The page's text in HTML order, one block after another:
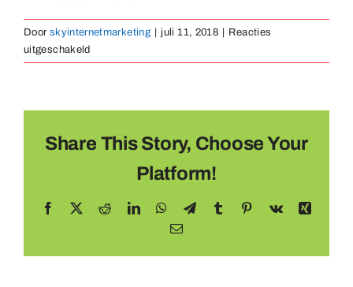
Door skyinternetmarketing juli 11, 2018
Reacties
uitgeschakeldvoor
sleutelhanger-
Share This Story, Choose Your
Platform!
Facebook RedditLinkedInWhatsApp
TelegramTumblr Pinterest
Vk
Xing
E-